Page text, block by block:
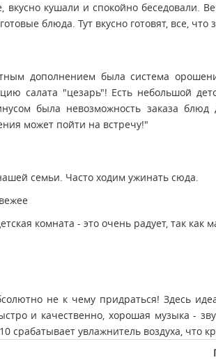
вкусно кушали и спокойно
блюда. Тут вкусно готовят, все,
дополнением была система
салата "цезарь"! Есть небольшой
была невозможность заказа
может пойти на встречу!"
семьи. Часто ходим ужинать сюда.
комната - это очень радует, так как
не к чему придраться! Здесь
и качественно, хорошая музыка -
срабатывает увлажнитель воздуха, что